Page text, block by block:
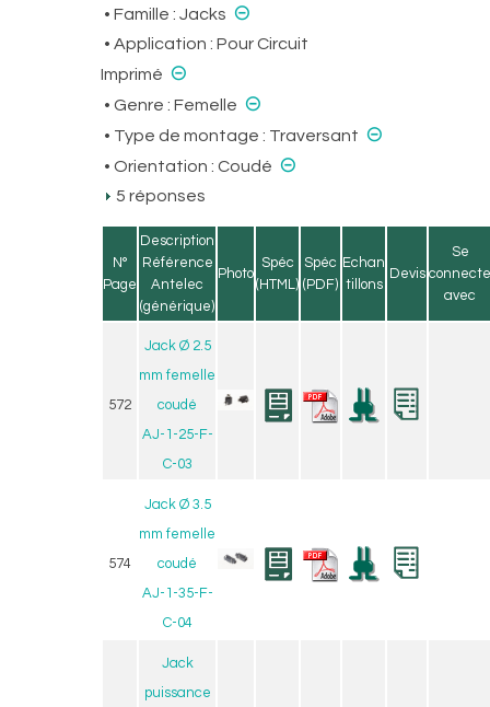
• Famille : Jacks ⊝
• Application : Pour Circuit
Imprimé ⊝
• Genre : Femelle ⊝
• Type de montage : Traversant ⊝
• Orientation : Coudé ⊝
5 réponses
N°
Page
Description
Référence
Antelec
(générique)
Photo
Spéc
(HTML)
Spéc
(PDF)
Echan
tillons
Devis
Se
connecte
avec
572
Jack Ø 2.5
mm femelle
coudé
AJ-1-25-F-
C-03
574
Jack Ø 3.5
mm femelle
coudé
AJ-1-35-F-
C-04
Jack
puissance